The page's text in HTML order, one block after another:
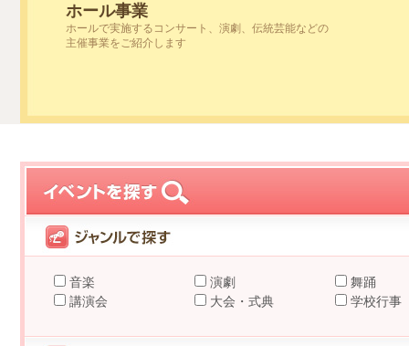
ホール事業
ホールで実施するコンサート、演劇、伝統芸能などの
主催事業をご紹介します
音楽 演劇
舞踊
講演会
大会・式典 学校行事